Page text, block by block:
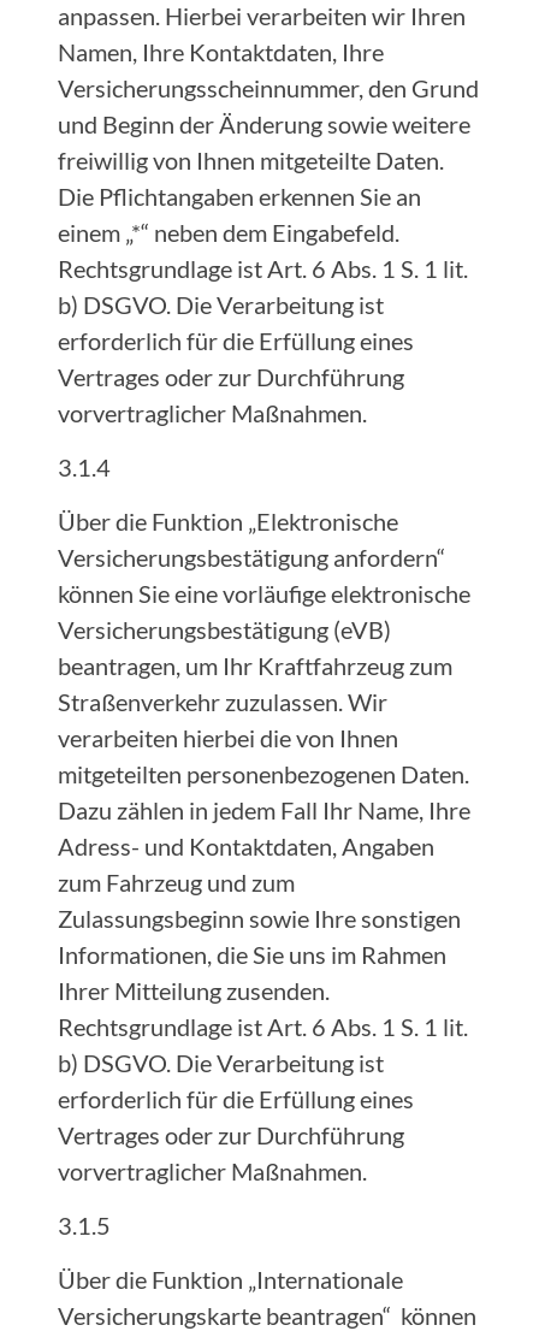
anpassen. Hierbei verarbeiten wir Ihren
Namen, Ihre Kontaktdaten, Ihre
Versicherungsscheinnummer, den Grund
und Beginn der Änderung sowie weitere
freiwillig von Ihnen mitgeteilte Daten.
Die Pflichtangaben erkennen Sie an
einem „*“ neben dem Eingabefeld.
Rechtsgrundlage ist Art. 6 Abs. 1 S. 1 lit.
b) DSGVO. Die Verarbeitung ist
erforderlich für die Erfüllung eines
Vertrages oder zur Durchführung
vorvertraglicher Maßnahmen.
3.1.4
Über die Funktion „Elektronische
Versicherungsbestätigung anfordern“
können Sie eine vorläufige elektronische
Versicherungsbestätigung (eVB)
beantragen, um Ihr Kraftfahrzeug zum
Straßenverkehr zuzulassen. Wir
verarbeiten hierbei die von Ihnen
mitgeteilten personenbezogenen Daten.
Dazu zählen in jedem Fall Ihr Name, Ihre
Adress- und Kontaktdaten, Angaben
zum Fahrzeug und zum
Zulassungsbeginn sowie Ihre sonstigen
Informationen, die Sie uns im Rahmen
Ihrer Mitteilung zusenden.
Rechtsgrundlage ist Art. 6 Abs. 1 S. 1 lit.
b) DSGVO. Die Verarbeitung ist
erforderlich für die Erfüllung eines
Vertrages oder zur Durchführung
vorvertraglicher Maßnahmen.
3.1.5
Über die Funktion „Internationale
Versicherungskarte beantragen“ können